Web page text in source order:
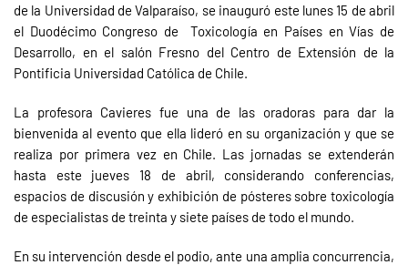
de la Universidad de Valparaíso, se inauguró este lunes 15 de abril
el Duodécimo Congreso de Toxicología en Países en Vías de
Desarrollo, en el salón Fresno del Centro de Extensión de la
Pontificia Universidad Católica de Chile.
La profesora Cavieres fue una de las oradoras para dar la
bienvenida al evento que ella lideró en su organización y que se
realiza por primera vez en Chile. Las jornadas se extenderán
hasta este jueves 18 de abril, considerando conferencias,
espacios de discusión y exhibición de pósteres sobre toxicología
de especialistas de treinta y siete países de todo el mundo.
En su intervención desde el podio, ante una amplia concurrencia,